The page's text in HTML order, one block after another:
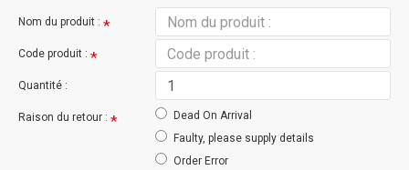
Nom du produit :
Code produit :
Quantité :
Raison du retour :
Dead On Arrival
Faulty, please supply details
Order Error